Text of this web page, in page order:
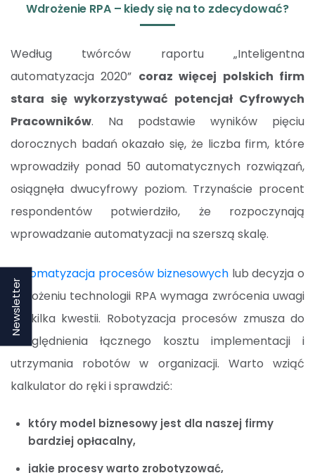
Wdrożenie RPA – kiedy się na to zdecydować?
Według twórców raportu „Inteligentna
automatyzacja 2020” coraz więcej polskich firm
stara się wykorzystywać potencjał Cyfrowych
Pracowników. Na podstawie wyników pięciu
dorocznych badań okazało się, że liczba firm, które
wprowadziły ponad 50 automatycznych rozwiązań,
osiągnęła dwucyfrowy poziom. Trzynaście procent
respondentów potwierdziło, że rozpoczynają
wprowadzanie automatyzacji na szerszą skalę.
Automatyzacja procesów biznesowych lub decyzja o
wdrożeniu technologii RPA wymaga zwrócenia uwagi
na kilka kwestii. Robotyzacja procesów zmusza do
uwzględnienia łącznego kosztu implementacji i
utrzymania robotów w organizacji. Warto wziąć
kalkulator do ręki i sprawdzić:
który model biznesowy jest dla naszej firmy
bardziej opłacalny,
jakie procesy warto zrobotyzować,
Newsletter